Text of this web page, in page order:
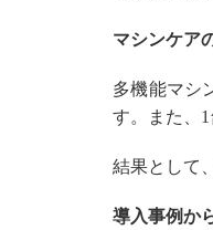
マシンケア
多機能マシ
す。また、
結果として
導入事例か